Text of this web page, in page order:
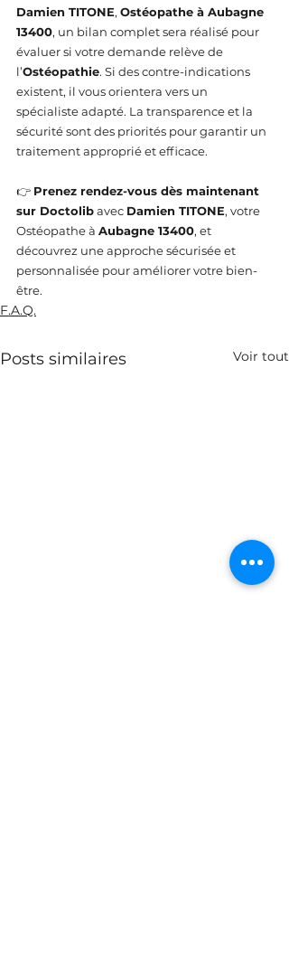
Damien TITONE, Ostéopathe à Aubagne
13400, un bilan complet sera réalisé pour
évaluer si votre demande relève de
l’Ostéopathie. Si des contre-indications
existent, il vous orientera vers un
spécialiste adapté. La transparence et la
sécurité sont des priorités pour garantir un
traitement approprié et efficace.
👉 Prenez rendez-vous dès maintenant
sur Doctolib avec Damien TITONE, votre
Ostéopathe à Aubagne 13400, et
découvrez une approche sécurisée et
personnalisée pour améliorer votre bien-
être.
F.A.Q.
Posts similaires Voir tout